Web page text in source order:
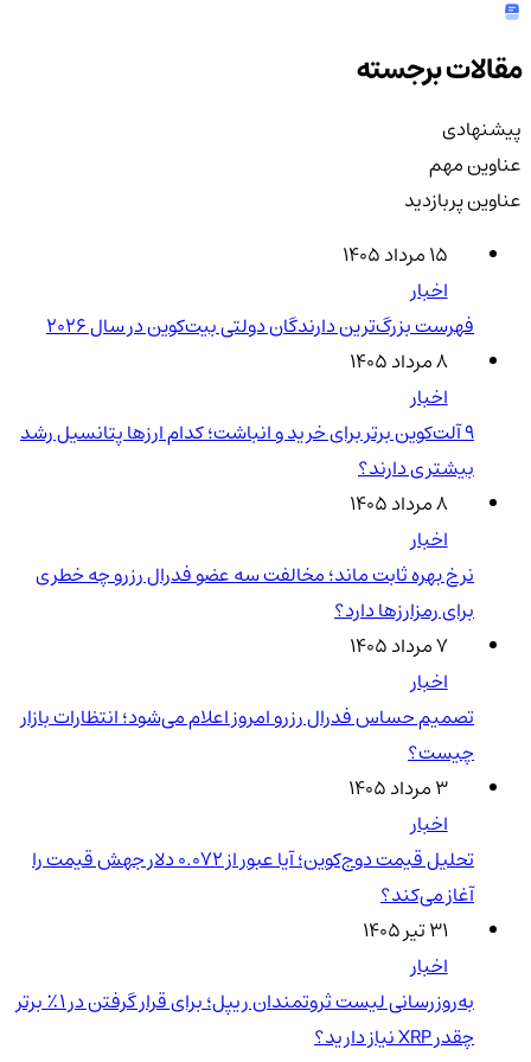
مقالات برجسته
پیشنهادی
عناوین مهم
عناوین پربازدید
۱۵ مرداد ۱۴۰۵
اخبار
فهرست بزرگ‌ترین دارندگان دولتی بیت‌کوین در سال 2026
۸ مرداد ۱۴۰۵
اخبار
۹ آلت‌کوین برتر برای خرید و انباشت؛ کدام ارزها پتانسیل رشد
بیشتری دارند؟
۸ مرداد ۱۴۰۵
اخبار
نرخ بهره ثابت ماند؛ مخالفت سه عضو فدرال رزرو چه خطری
برای رمزارزها دارد؟
۷ مرداد ۱۴۰۵
اخبار
تصمیم حساس فدرال رزرو امروز اعلام می‌شود؛ انتظارات بازار
چیست؟
۳ مرداد ۱۴۰۵
اخبار
تحلیل قیمت دوج‌کوین؛ آیا عبور از ۰.۰۷۲ دلار جهش قیمت را
آغاز می‌کند؟
۳۱ تیر ۱۴۰۵
اخبار
به‌روزرسانی لیست ثروتمندان ریپل؛ برای قرار گرفتن در ۱٪ برتر
چقدر XRP نیاز دارید؟